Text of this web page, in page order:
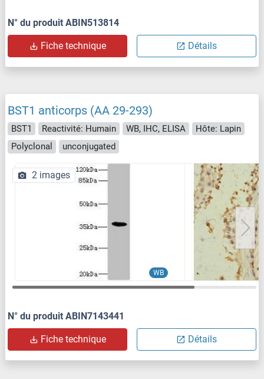
N° du produit ABIN513814
Fiche technique Détails
BST1 anticorps (AA 29-293)
BST1 Reactivité: Humain WB, IHC, ELISA
Hôte: Lapin
Polyclonal
unconjugated
WB
2 images
N° du produit ABIN7143441
Fiche technique Détails